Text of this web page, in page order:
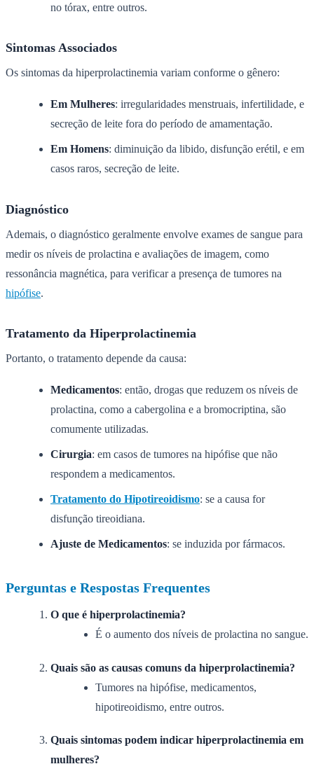
no tórax, entre outros.
Sintomas Associados
Os sintomas da hiperprolactinemia variam conforme o gênero:
Em Mulheres: irregularidades menstruais, infertilidade, e
secreção de leite fora do período de amamentação.
Em Homens: diminuição da libido, disfunção erétil, e em
casos raros, secreção de leite.
Diagnóstico
Ademais, o diagnóstico geralmente envolve exames de sangue para
medir os níveis de prolactina e avaliações de imagem, como
ressonância magnética, para verificar a presença de tumores na
hipófise.
Tratamento da Hiperprolactinemia
Portanto, o tratamento depende da causa:
Medicamentos: então, drogas que reduzem os níveis de
prolactina, como a cabergolina e a bromocriptina, são
comumente utilizadas.
Cirurgia: em casos de tumores na hipófise que não
respondem a medicamentos.
Tratamento do Hipotireoidismo: se a causa for
disfunção tireoidiana.
Ajuste de Medicamentos: se induzida por fármacos.
Perguntas e Respostas Frequentes
O que é hiperprolactinemia?
É o aumento dos níveis de prolactina no sangue.
Quais são as causas comuns da hiperprolactinemia?
Tumores na hipófise, medicamentos,
hipotireoidismo, entre outros.
Quais sintomas podem indicar hiperprolactinemia em
mulheres?